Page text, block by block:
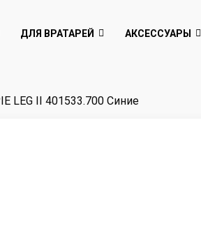
ДЛЯ ВРАТАРЕЙ АКСЕССУАРЫ
LEG II 401533.700 Синие